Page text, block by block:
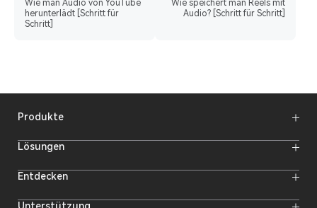
Wie man Audio von YouTube
herunterlädt [Schritt für
Schritt]
Wie speichert man Reels mit
Audio? [Schritt für Schritt]
Produkte
Funkmikrofone
Intercom-Systeme
Kameramonitore
Lösungen
Funk-Intercom-System
Entdecken
Online-Aktivitäten